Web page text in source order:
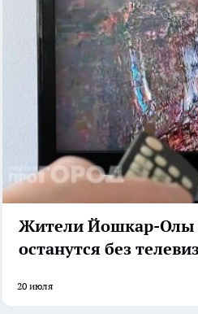
Жители Йошкар-Олы
останутся без
20 июля